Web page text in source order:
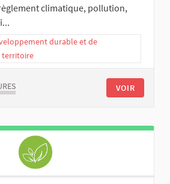
climatique, pollution,
durable et de
territoire
VOIR